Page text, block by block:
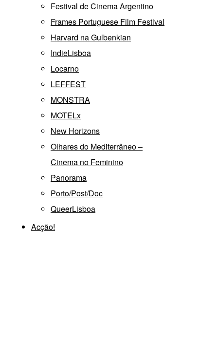
Festival de Cinema Argentino
Frames Portuguese Film Festival
Harvard na Gulbenkian
IndieLisboa
Locarno
LEFFEST
MONSTRA
MOTELx
New Horizons
Olhares do Mediterrâneo –
Cinema no Feminino
Panorama
Porto/Post/Doc
QueerLisboa
Acção!